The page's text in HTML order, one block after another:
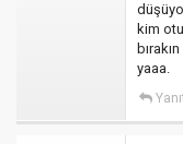
kim
yaaa.